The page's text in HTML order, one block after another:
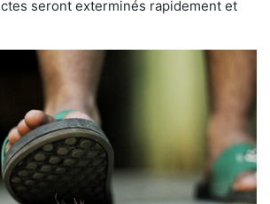
seront exterminés rapidement et